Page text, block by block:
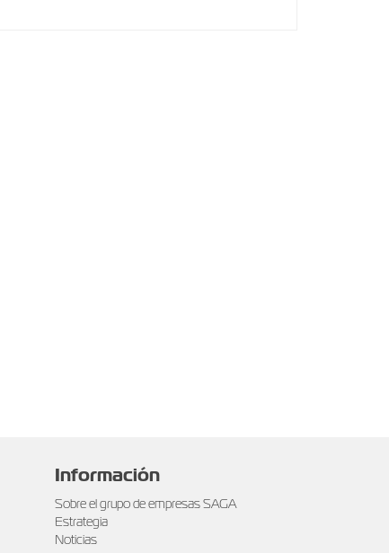
Información
Sobre el grupo de empresas SAGA
Estrategia
Noticias